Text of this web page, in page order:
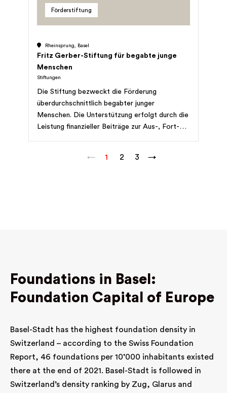
sowie Kataloge und andere Werke
Förderstiftung
Rheinsprung, Basel
Fritz Gerber-Stiftung für begabte junge
Menschen
Stiftungen
Die Stiftung bezweckt die Förderung
überdurchschnittlich begabter junger
Menschen. Die Unterstützung erfolgt durch die
Leistung finanzieller Beiträge zur Aus-, Fort-
← 1 2 3 →
Foundations in Basel:
Foundation Capital of Europe
Basel-Stadt has the highest foundation density in
Switzerland – according to the Swiss Foundation
Report, 46 foundations per 10’000 inhabitants existed
there at the end of 2021. Basel-Stadt is followed in
Switzerland’s density ranking by Zug, Glarus and